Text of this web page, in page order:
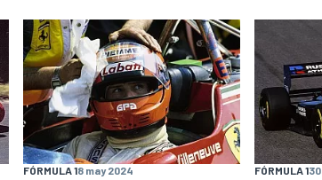
FÓRMULA 18 may 2024 FÓRMULA 1